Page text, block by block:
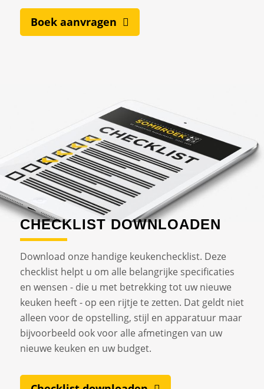
Boek aanvragen
CHECKLIST DOWNLOADEN
Download onze handige keukenchecklist. Deze
checklist helpt u om alle belangrijke specificaties
en wensen - die u met betrekking tot uw nieuwe
keuken heeft - op een rijtje te zetten. Dat geldt niet
alleen voor de opstelling, stijl en apparatuur maar
bijvoorbeeld ook voor alle afmetingen van uw
nieuwe keuken en uw budget.